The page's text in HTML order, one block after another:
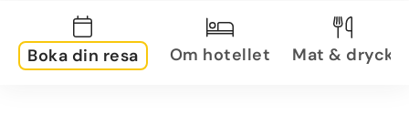
Boka din resa Om hotellet Mat & dryck